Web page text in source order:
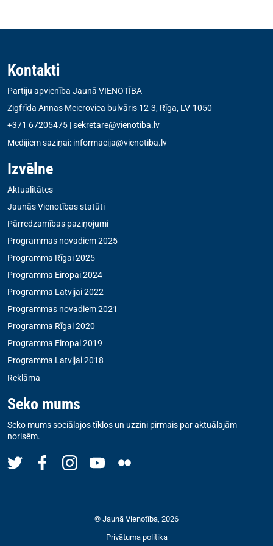
Kontakti
Partiju apvienība Jaunā VIENOTĪBA
Zigfrīda Annas Meierovica bulvāris 12-3, Rīga, LV-1050
+371 67205475 |sekretare@vienotiba.lv
Medijiem saziņai: informacija@vienotiba.lv
Izvēlne
Aktualitātes
Jaunās Vienotības statūti
Pārredzamības paziņojumi
Programmas novadiem 2025
Programma Rīgai 2025
Programma Eiropai 2024
Programma Latvijai 2022
Programmas novadiem 2021
Programma Rīgai 2020
Programma Eiropai 2019
Programma Latvijai 2018
Reklāma
Seko mums
Seko mums sociālajos tīklos un uzzini pirmais par aktuālajām
norisēm.
© Jaunā Vienotība, 2026
Privātuma politika